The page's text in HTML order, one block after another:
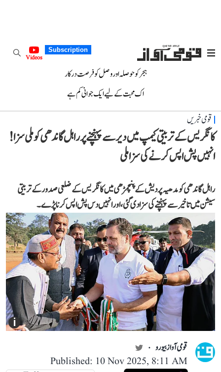
Subscription
Videos
ہجر کو حوصلہ اور وصل کو فرصت درکار
اک محبت کے لیے ایک جوانی کم ہے
قومی خبریں
کانگریس کے تربیتی کیمپ میں دیر سے پہنچنے پر راہل گاندھی کوملی سزا!
انہیں پش اپس کرنے کی سزا ملی
راہل گاندھی کو مدھیہ پردیش کے پنچمڑھی میں کانگریس کے ضلعی صدور کے تربیتی
سیشن میں تاخیر سے پہنچنے کی سزا دی گئی،اور انہیں دس پش اپس کرنا پڑے۔
i
قومی آواز بیورو
Published: 10 Nov 2025, 8:11 AM